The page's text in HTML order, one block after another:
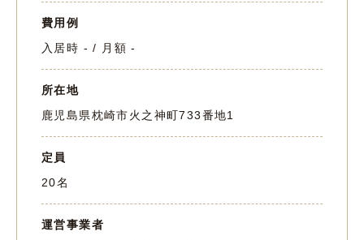
費用例
入居時 - / 月額 -
所在地
鹿児島県枕崎市火之神町733番地1
定員
20名
運営事業者